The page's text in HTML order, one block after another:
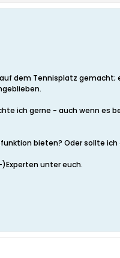
dem Tennisplatz
ich gerne - auch wenn es
bieten? Oder sollte
unter euch.